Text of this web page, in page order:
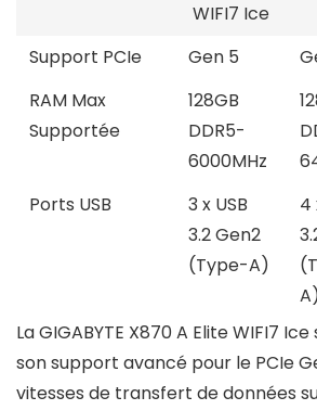
WIFI7 Ice
Support PCIe
Gen 5
RAM Max
Supportée
128GB
DDR5-
6000MHz
Ports USB
3 x USB
3.2 Gen2
(Type-A)
4
La GIGABYTE X870 A Elite WIFI7
son support avancé pour le PCIe
vitesses de transfert de données